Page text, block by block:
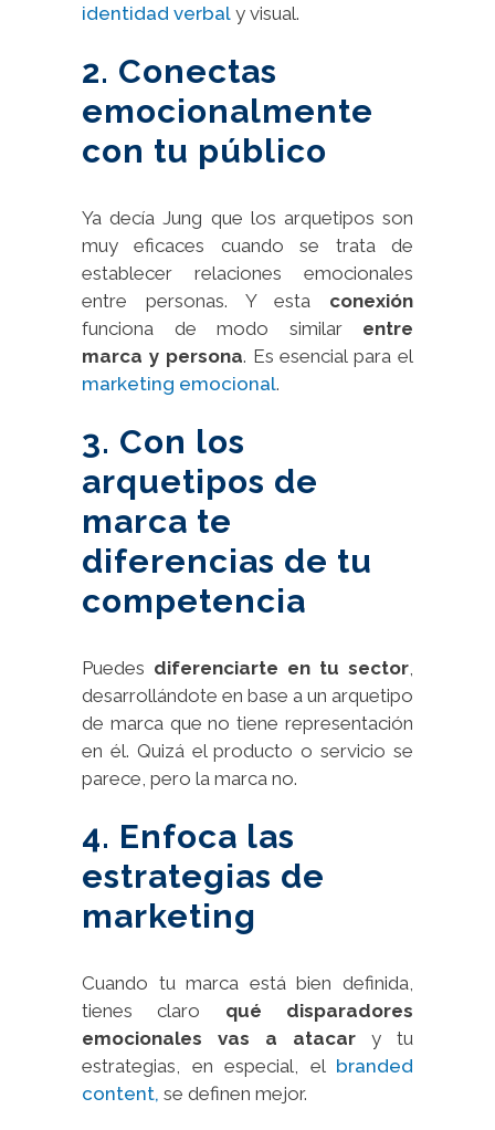
identidad verbal y visual.
2. Conectas
emocionalmente
con tu público
Ya decía Jung que los arquetipos son
muy eficaces cuando se trata de
establecer relaciones emocionales
entre personas. Y esta conexión
funciona de modo similar entre
marca y persona. Es esencial para el
marketing emocional.
3. Con los
arquetipos de
marca te
diferencias de tu
competencia
Puedes diferenciarte en tu sector
desarrollándote en base a un arquetipo
de marca que no tiene representación
en él. Quizá el producto o servicio se
parece, pero la marca no.
4. Enfoca las
estrategias de
marketing
Cuando tu marca está bien definida,
tienes claro qué disparadores
emocionales vas a atacar y tu
estrategias, en especial, el branded
content, se definen mejor.